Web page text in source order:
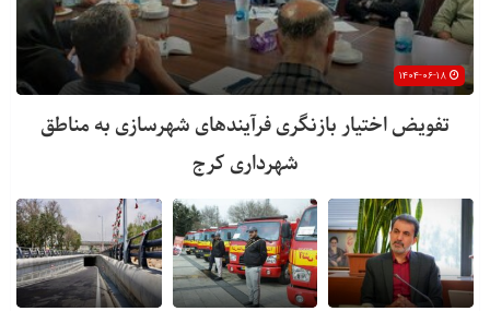
تفویض اختیار بازنگری فرآیندهای شهرسازی به مناطق
شهرداری کرج